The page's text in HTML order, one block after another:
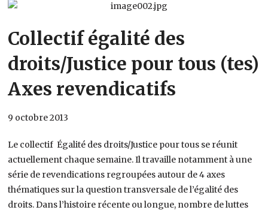
Collectif égalité des
droits/Justice pour tous (tes)
Axes revendicatifs
9 octobre 2013
Le collectif Égalité des droits/Justice pour tous se réunit
actuellement chaque semaine. Il travaille notamment à une
série de revendications regroupées autour de 4 axes
thématiques sur la question transversale de l’égalité des
droits. Dans l’histoire récente ou longue, nombre de luttes